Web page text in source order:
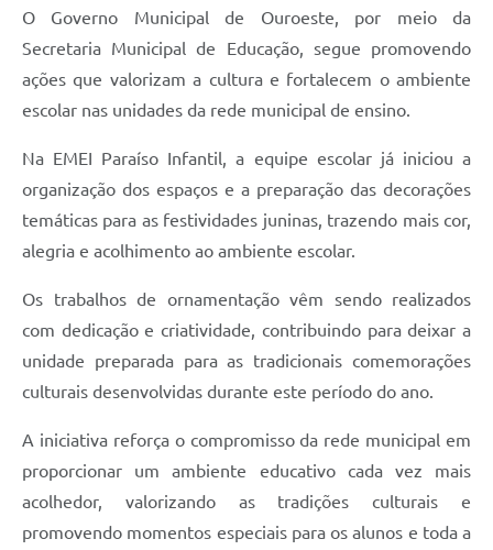
O Governo Municipal de Ouroeste, por meio da
Secretaria Municipal de Educação, segue promovendo
ações que valorizam a cultura e fortalecem o ambiente
escolar nas unidades da rede municipal de ensino.
Na EMEI Paraíso Infantil, a equipe escolar já iniciou a
organização dos espaços e a preparação das decorações
temáticas para as festividades juninas, trazendo mais cor,
alegria e acolhimento ao ambiente escolar.
Os trabalhos de ornamentação vêm sendo realizados
com dedicação e criatividade, contribuindo para deixar a
unidade preparada para as tradicionais comemorações
culturais desenvolvidas durante este período do ano.
A iniciativa reforça o compromisso da rede municipal em
proporcionar um ambiente educativo cada vez mais
acolhedor, valorizando as tradições culturais e
promovendo momentos especiais para os alunos e toda a